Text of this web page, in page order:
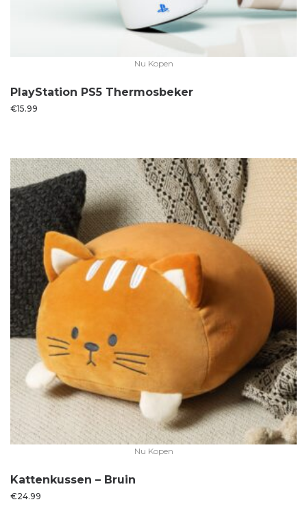
Nu Kopen
PlayStation PS5 Thermosbeker
€15.99
Nu Kopen
Kattenkussen – Bruin
€24.99